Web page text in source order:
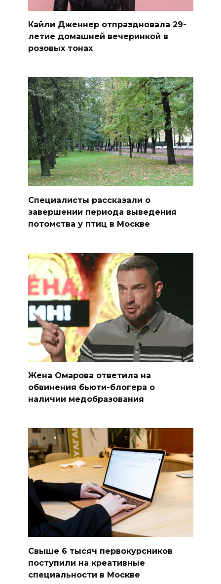
Кайли Дженнер отпраздновала 29-
летие домашней вечеринкой в
розовых тонах
Специалисты рассказали о
завершении периода выведения
потомства у птиц в Москве
Жена Омарова ответила на
обвинения бьюти-блогера о
наличии медобразования
Свыше 6 тысяч первокурсников
поступили на креативные
специальности в Москве